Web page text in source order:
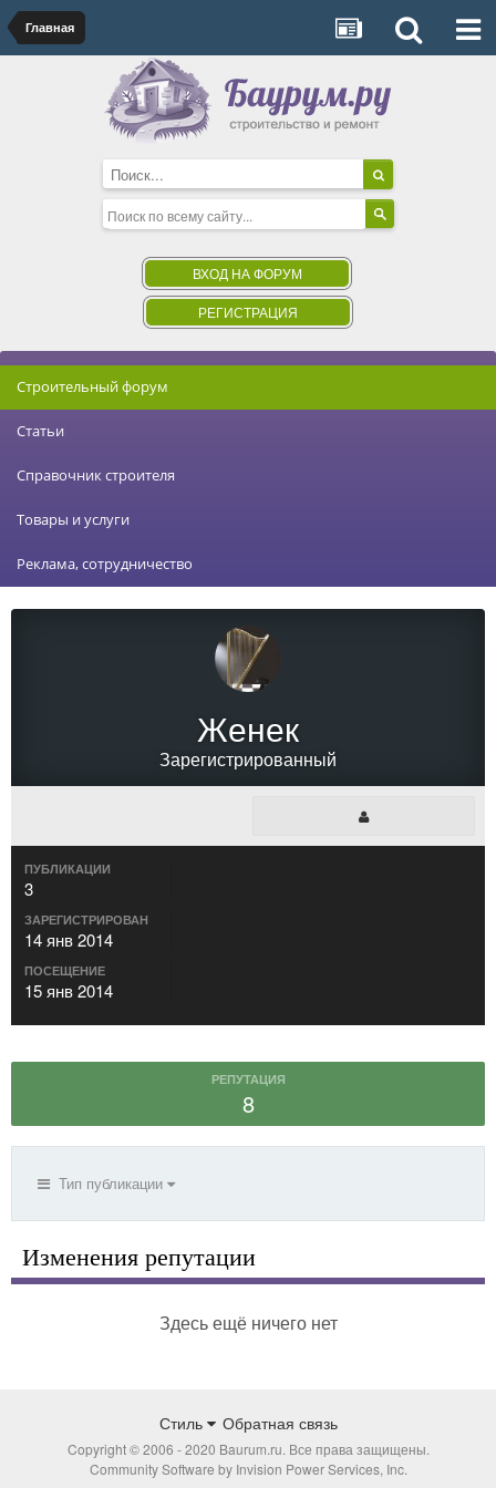
Главная
ВХОД НА ФОРУМ
РЕГИСТРАЦИЯ
Строительный форум
Статьи
Справочник строителя
Товары и услуги
Реклама, сотрудничество
Женек
Зарегистрированный
ПУБЛИКАЦИИ
3
ЗАРЕГИСТРИРОВАН
14 янв 2014
ПОСЕЩЕНИЕ
15 янв 2014
РЕПУТАЦИЯ
8
Тип публикации
Изменения репутации
Здесь ещё ничего нет
Стиль Обратная связь
Copyright © 2006 - 2020 Baurum.ru. Все права защищены.
Community Software by Invision Power Services, Inc.